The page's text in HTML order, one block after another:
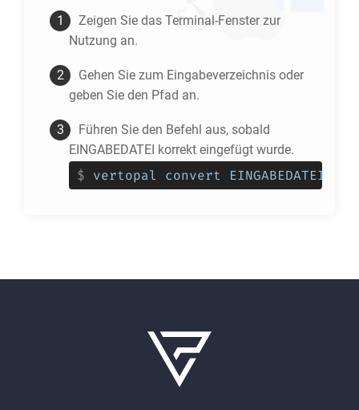
Zeigen Sie das Terminal-Fenster zur
Nutzung an.
Gehen Sie zum Eingabeverzeichnis oder
geben Sie den Pfad an.
Führen Sie den Befehl aus, sobald
EINGABEDATEI korrekt eingefügt wurde.
$ vertopal convert EINGABEDATEI